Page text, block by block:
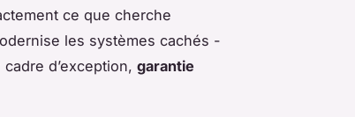
ce que cherche
les systèmes cachés -
d’exception, garantie